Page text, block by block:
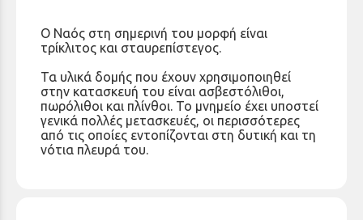
Ο Ναός στη σημερινή του μορφή είναι
τρίκλιτος και σταυρεπίστεγος.
Τα υλικά δομής που έχουν χρησιμοποιηθεί
στην κατασκευή του είναι ασβεστόλιθοι,
πωρόλιθοι και πλίνθοι. Το μνημείο έχει υποστεί
γενικά πολλές μετασκευές, οι περισσότερες
από τις οποίες εντοπίζονται στη δυτική και τη
νότια πλευρά του.